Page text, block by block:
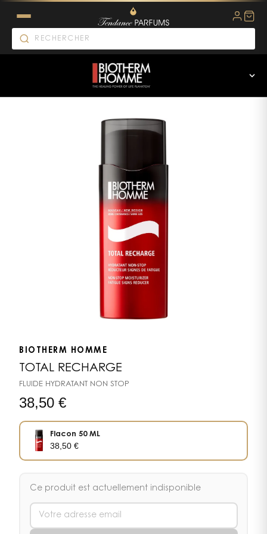
BIOTHERM HOMME
TOTAL RECHARGE
FLUIDE HYDRATANT NON STOP
38,50 €
Flacon 50 ML
38,50€
Ce produit est actuellement indisponible